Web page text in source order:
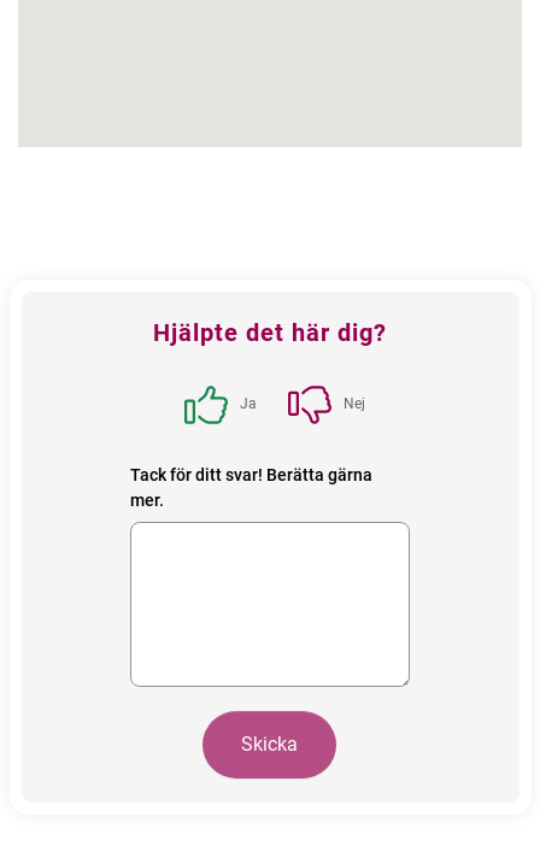
blockHjälpte det här dig?
Ja Nej
Tack för ditt svar! Berätta gärna
mer.
Skicka